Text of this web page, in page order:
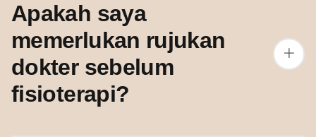
Apakah saya
memerlukan rujukan
dokter sebelum
fisioterapi?